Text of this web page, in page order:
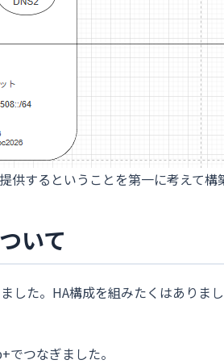
供するということを第一に考えて
いて
した。HA構成を組みたくはありま
つなぎました。